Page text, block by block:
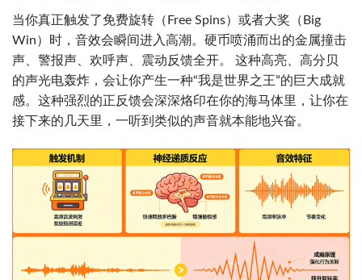
当你真正触发了免费旋转（Free Spins）或者大奖（Big
Win）时，音效会瞬间进入高潮。硬币喷涌而出的金属撞击
声、警报声、欢呼声、震动反馈全开。 这种高亮、高分贝
的声光电轰炸，会让你产生一种“我是世界之王”的巨大成就
感。这种强烈的正反馈会深深烙印在你的海马体里，让你在
接下来的几天里，一听到类似的声音就本能地兴奋。